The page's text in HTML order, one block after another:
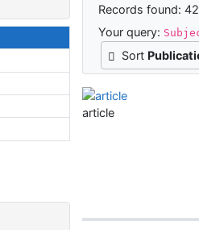
Records found:
Your query:
Sort
article